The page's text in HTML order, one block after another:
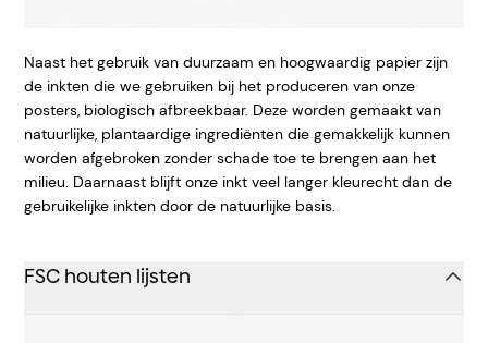
Naast het gebruik van duurzaam en hoogwaardig papier zijn
de inkten die we gebruiken bij het produceren van onze
posters, biologisch afbreekbaar. Deze worden gemaakt van
natuurlijke, plantaardige ingrediënten die gemakkelijk kunnen
worden afgebroken zonder schade toe te brengen aan het
milieu. Daarnaast blijft onze inkt veel langer kleurecht dan de
gebruikelijke inkten door de natuurlijke basis.
FSC houten lijsten